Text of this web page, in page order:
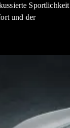
Sportlichkeit
und der